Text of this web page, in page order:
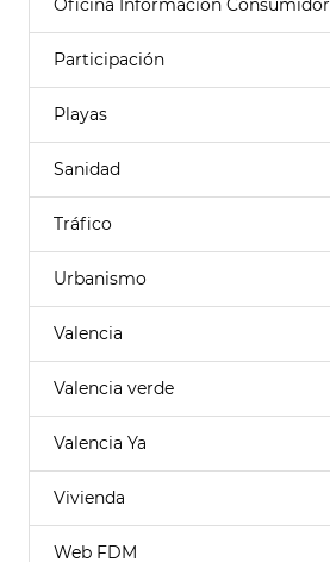
Participación
Playas
Sanidad
Tráfico
Urbanismo
Valencia
Valencia verde
Valencia Ya
Vivienda
Web FDM